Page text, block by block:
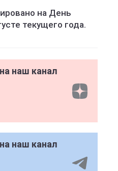
на День
текущего года.
наш канал
наш канал